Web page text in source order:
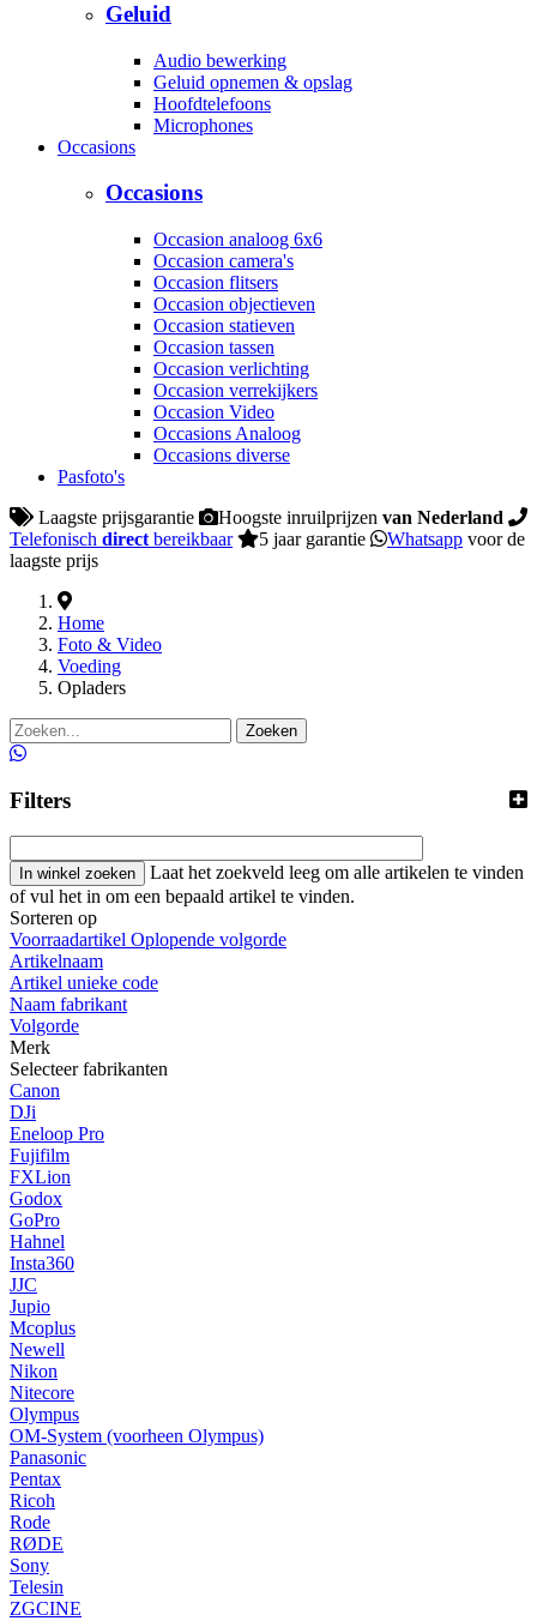
Geluid
Audio bewerking
Geluid opnemen & opslag
Hoofdtelefoons
Microphones
Occasions
Occasions
Occasion analoog 6x6
Occasion camera's
Occasion flitsers
Occasion objectieven
Occasion statieven
Occasion tassen
Occasion verlichting
Occasion verrekijkers
Occasion Video
Occasions Analoog
Occasions diverse
Pasfoto's
Laagste prijsgarantie
Hoogste inruilprijzen van Nederland
Telefonisch direct bereikbaar 5 jaar garantie Whatsapp voor de
laagste prijs
Home
Foto & Video
Voeding
Opladers
Zoeken
Filters
Laat het zoekveld leeg om alle artikelen te vinden
of vul het in om een bepaald artikel te vinden.
Sorteren op
Voorraadartikel Oplopende volgorde
Artikelnaam
Artikel unieke code
Naam fabrikant
Volgorde
Merk
Selecteer fabrikanten
Canon
DJi
Eneloop Pro
Fujifilm
FXLion
Godox
GoPro
Hahnel
Insta360
JJC
Jupio
Mcoplus
Newell
Nikon
Nitecore
Olympus
OM-System (voorheen Olympus)
Panasonic
Pentax
Ricoh
Rode
RØDE
Sony
Telesin
ZGCINE